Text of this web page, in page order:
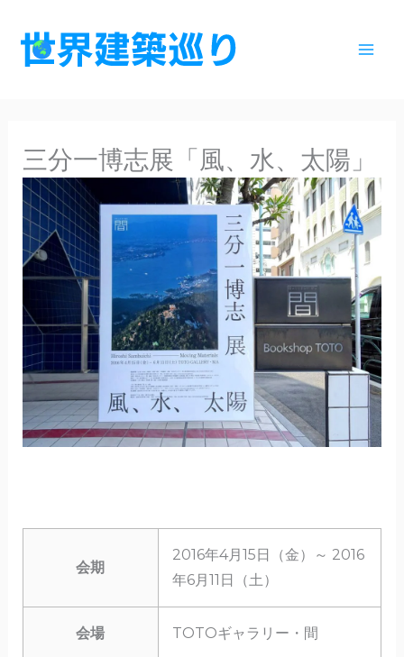
三分一博志展「風、水、太陽」
会期
2016年4月15日（金）～ 2016
年6月11日（土）
会場 TOTOギャラリー・間